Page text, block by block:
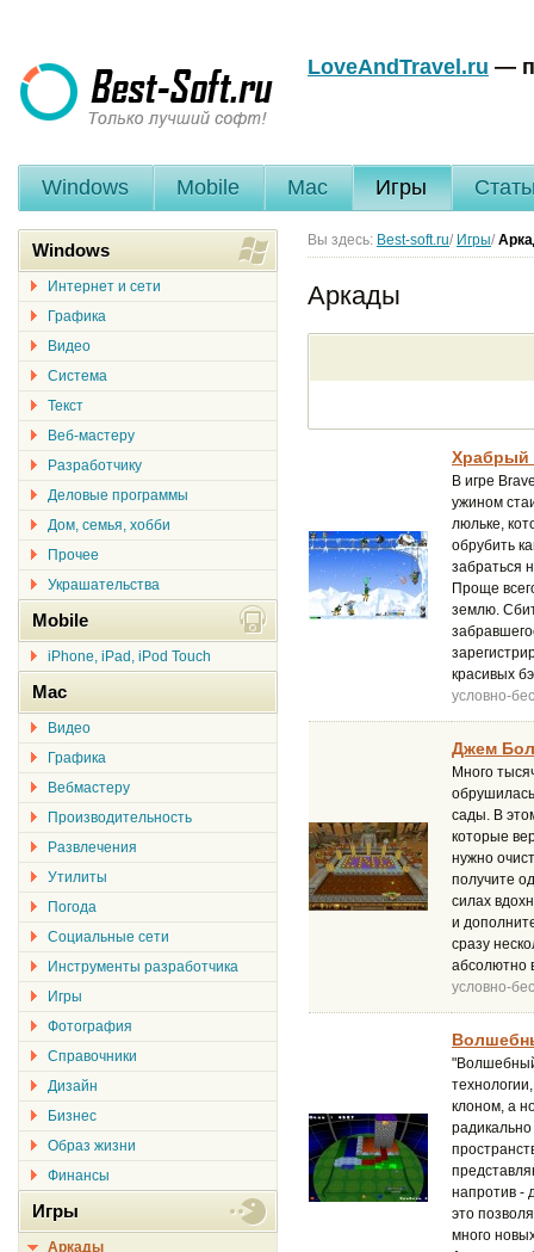
LoveAndTravel.ru —
Windows Mobile Mac Игры
Вы здесь: Best-soft.ru/ Игры/
Аркады
Храбрый
В игре
ужином
люльке,
обрубить
забраться
Проще
землю.
красивых
условно-
Джем
Много
сады. В
которые
нужно
получите
силах
и
сразу
абсолютно
условно-
клоном, а
напротив -
это
много
Windows
Интернет и сети
Графика
Видео
Система
Текст
Веб-мастеру
Разработчику
Деловые программы
Дом, семья, хобби
Прочее
Украшательства
Mobile
iPhone, iPad, iPod Touch
Mac
Видео
Графика
Вебмастеру
Производительность
Развлечения
Утилиты
Погода
Социальные сети
Инструменты разработчика
Игры
Фотография
Справочники
Дизайн
Бизнес
Образ жизни
Финансы
Игры
Аркады